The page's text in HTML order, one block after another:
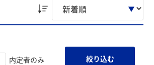
内定者のみ 絞り込む